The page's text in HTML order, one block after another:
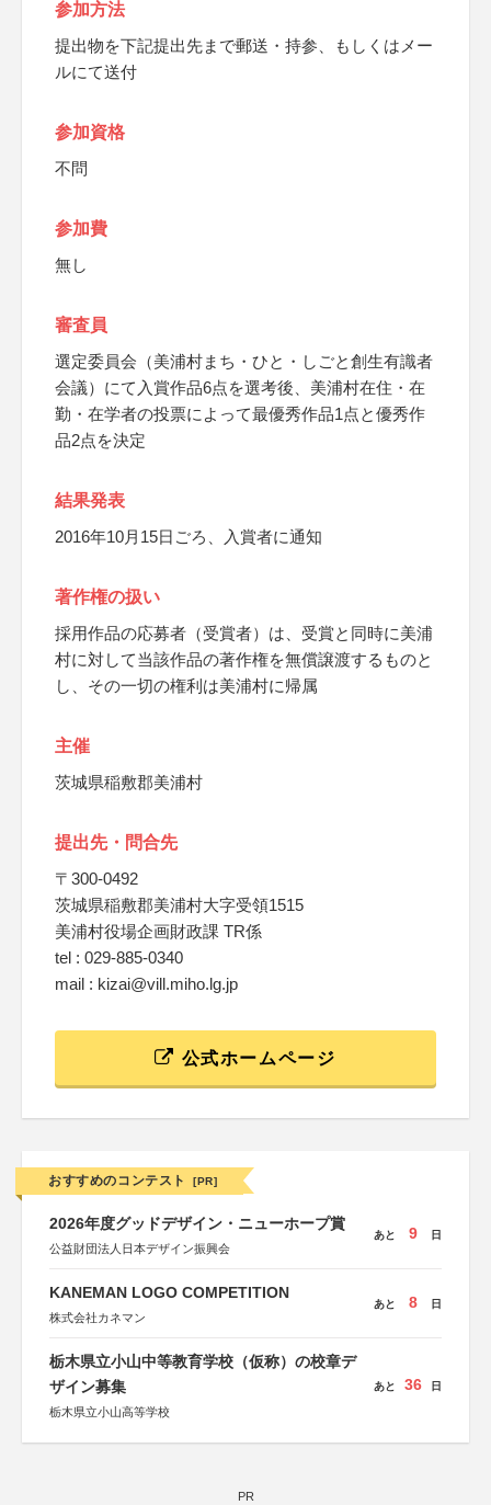
参加方法
提出物を下記提出先まで郵送・持参、もしくはメー
ルにて送付
参加資格
不問
参加費
無し
審査員
選定委員会（美浦村まち・ひと・しごと創生有識者
会議）にて入賞作品6点を選考後、美浦村在住・在
勤・在学者の投票によって最優秀作品1点と優秀作
品2点を決定
結果発表
2016年10月15日ごろ、入賞者に通知
著作権の扱い
採用作品の応募者（受賞者）は、受賞と同時に美浦
村に対して当該作品の著作権を無償譲渡するものと
し、その一切の権利は美浦村に帰属
主催
茨城県稲敷郡美浦村
提出先・問合先
〒300-0492
茨城県稲敷郡美浦村大字受領1515
美浦村役場企画財政課 TR係
tel : 029-885-0340
mail : kizai@vill.miho.lg.jp
公式ホームページ
おすすめのコンテスト [PR]
2026年度グッドデザイン・ニューホープ賞
公益財団法人日本デザイン振興会
あと 9 日
KANEMAN LOGO COMPETITION
株式会社カネマン
あと 8 日
栃木県立小山中等教育学校（仮称）の校章デ
ザイン募集
栃木県立小山高等学校
あと 36 日
PR